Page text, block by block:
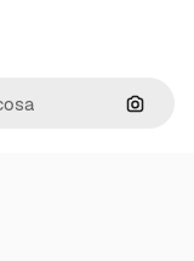
Cerca